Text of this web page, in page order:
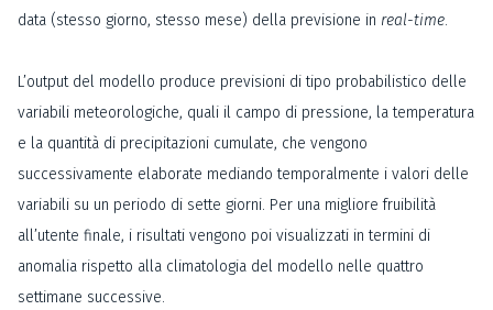
data (stesso giorno, stesso mese) della previsione in real-time.
L’output del modello produce previsioni di tipo probabilistico delle
variabili meteorologiche, quali il campo di pressione, la temperatura
e la quantità di precipitazioni cumulate, che vengono
successivamente elaborate mediando temporalmente i valori delle
variabili su un periodo di sette giorni. Per una migliore fruibilità
all’utente finale, i risultati vengono poi visualizzati in termini di
anomalia rispetto alla climatologia del modello nelle quattro
settimane successive.